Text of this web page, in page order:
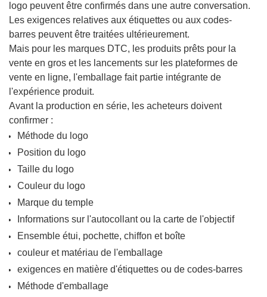
logo peuvent être confirmés dans une autre conversation.
Les exigences relatives aux étiquettes ou aux codes-
barres peuvent être traitées ultérieurement.
Mais pour les marques DTC, les produits prêts pour la
vente en gros et les lancements sur les plateformes de
vente en ligne, l'emballage fait partie intégrante de
l'expérience produit.
Avant la production en série, les acheteurs doivent
confirmer :
Méthode du logo
Position du logo
Taille du logo
Couleur du logo
Marque du temple
Informations sur l'autocollant ou la carte de l'objectif
Ensemble étui, pochette, chiffon et boîte
couleur et matériau de l'emballage
exigences en matière d'étiquettes ou de codes-barres
Méthode d'emballage